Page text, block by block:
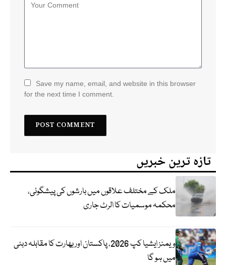
Save my name, email, and website in this browser
for the next time I comment.
تازہ ترین خبریں
ملک کے مختلف علاقوں میں بارشوں کی پیشگوئی،
محکمہ موسمیات کا الرٹ جاری
ویمنز ایشیا کپ 2026، پاکستان اور بھارت کا مقابلہ دبئی
میں ہو گا